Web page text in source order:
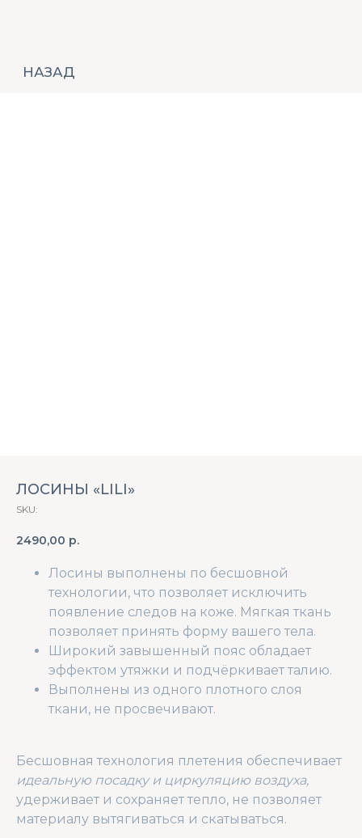
ЛОСИНЫ «LILI»
SKU:
2490,00 р.
Лосины выполнены по бесшовной
технологии, что позволяет исключить
появление следов на коже. Мягкая ткань
позволяет принять форму вашего тела.
Широкий завышенный пояс обладает
эффектом утяжки и подчёркивает талию.
Выполнены из одного плотного слоя
ткани, не просвечивают.
Бесшовная технология плетения обеспечивает
идеальную посадку и циркуляцию воздуха,
удерживает и сохраняет тепло, не позволяет
материалу вытягиваться и скатываться.